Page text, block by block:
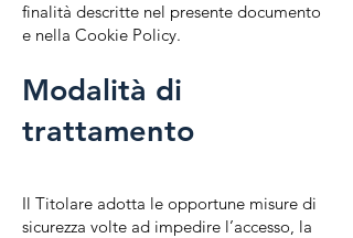
finalità descritte nel presente documento
e nella Cookie Policy.
Modalità di
trattamento
Il Titolare adotta le opportune misure di
sicurezza volte ad impedire l’accesso, la